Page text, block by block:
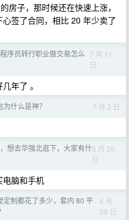
房子，那时候还在快速上涨，
签了合同，相比 20 年少卖了
程序员转行职业做交易怎么 7 月 11
日
年了 。
为什么是神？ 7 月 2 日
想去华强北逛下，大家有什6 月 26
日
电脑和手机
定制都花了多少，套内 80 平
4 月
29 日